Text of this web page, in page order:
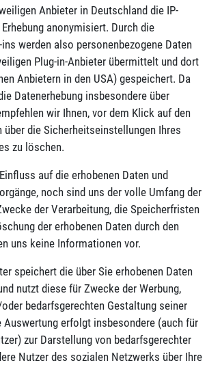
Anbieter in Deutschland die IP-
anonymisiert. Durch die
werden also personenbezogene Daten
Plug-in-Anbieter übermittelt und dort
Anbietern in den USA) gespeichert. Da
Datenerhebung insbesondere über
wir Ihnen, vor dem Klick auf den
über die Sicherheitseinstellungen Ihres
zu löschen.
auf die erhobenen Daten und
noch sind uns der volle Umfang der
der Verarbeitung, die Speicherfristen
der erhobenen Daten durch den
uns keine Informationen vor.
speichert die über Sie erhobenen Daten
nutzt diese für Zwecke der Werbung,
bedarfsgerechten Gestaltung seiner
Auswertung erfolgt insbesondere (auch für
zur Darstellung von bedarfsgerechter
Nutzer des sozialen Netzwerks über Ihre